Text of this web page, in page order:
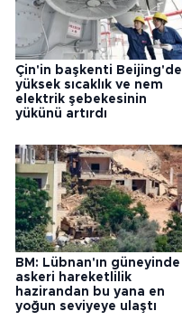
Çin'in başkenti Beijing'de
yüksek sıcaklık ve nem
elektrik şebekesinin
yükünü artırdı
BM: Lübnan'ın güneyinde
askeri hareketlilik
hazirandan bu yana en
yoğun seviyeye ulaştı